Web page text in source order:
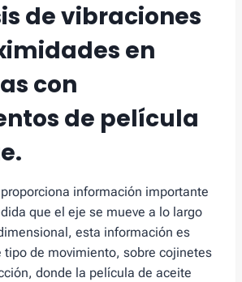
de vibraciones
en
con
de película
información importante
que el eje se mueve a lo largo
esta información es
tipo de movimiento, sobre cojinetes
donde la película de aceite